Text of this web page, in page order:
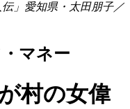
」愛知県・太田朋子／
マネー
村の女偉